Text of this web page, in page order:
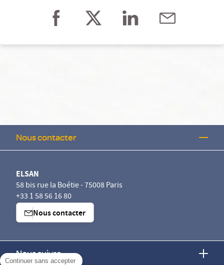
Continuer sans accepter
Nous contacter
ELSAN
58 bis rue la Boétie - 75008 Paris
+33 1 58 56 16 80
Nous contacter
Nous suivre